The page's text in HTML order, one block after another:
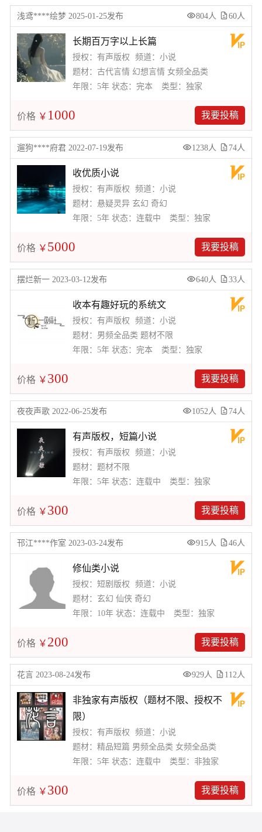
浅鸢****绘梦 2025-01-25发布 804人 60人
长期百万字以上长篇
授权：有声版权
频道：小说
题材：古代言情 幻想言情 女频全品类
年限：5年 状态：完本 类型：独家
价格 ￥ 1000 我要投稿
遛狗****府君 2022-07-19发布 1238人 74人
收优质小说
授权：有声版权
频道：小说
题材：悬疑灵异 玄幻 奇幻
年限：5年 状态：连载中 类型：独家
价格 ￥ 5000 我要投稿
摆烂新一 2023-03-12发布 640人 33人
收本有趣好玩的系统文
授权：有声版权
频道：小说
题材：男频全品类 题材不限
年限：5年 状态：完本 类型：独家
价格 ￥ 300 我要投稿
夜夜声歌 2022-06-25发布 1052人 74人
有声版权，短篇小说
授权：有声版权
频道：小说
题材：题材不限
年限：5年 状态：连载中 类型：独家
价格 ￥ 300 我要投稿
邗江****作室 2023-03-24发布 915人 46人
修仙类小说
授权：短剧版权
频道：小说
题材：玄幻 仙侠 奇幻
年限：10年 状态：连载中 类型：独家
价格 ￥ 200 我要投稿
花言 2023-08-24发布 929人 112人
非独家有声版权（题材不限、授权不
限）
授权：有声版权
频道：小说
题材：精品短篇 男频全品类 女频全品类
年限：5年 状态：连载中 类型：非独家
价格 ￥ 300 我要投稿